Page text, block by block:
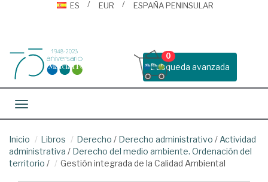
ES
EUR ESPAÑA PENINSULAR
Busqueda avanzada
0
Toggle navigation
Inicio Libros Derecho / Derecho administrativo / Actividad
administrativa / Derecho del medio ambiente. Ordenación del
territorio / Gestión integrada de la Calidad Ambiental